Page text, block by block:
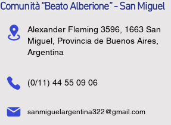
Comunità “Beato Alberione” - San Miguel
Alexander Fleming 3596, 1663 San
Miguel, Provincia de Buenos Aires,
Argentina
(0/11) 44 55 09 06
sanmiguelargentina322@gmail.com